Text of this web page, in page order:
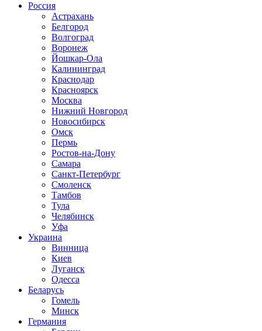
Россия
Астрахань
Белгород
Волгоград
Воронеж
Йошкар-Ола
Калининград
Краснодар
Красноярск
Москва
Нижний Новгород
Новосибирск
Омск
Пермь
Ростов-на-Дону
Самара
Санкт-Петербург
Смоленск
Тамбов
Тула
Челябинск
Уфа
Украина
Винница
Киев
Луганск
Одесса
Беларусь
Гомель
Минск
Германия